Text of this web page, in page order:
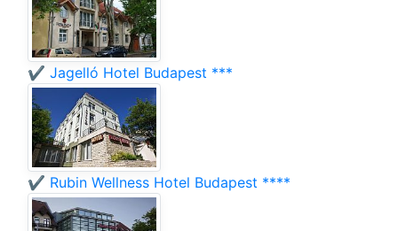
✔️ Jagelló Hotel Budapest ***
✔️ Rubin Wellness Hotel Budapest ****